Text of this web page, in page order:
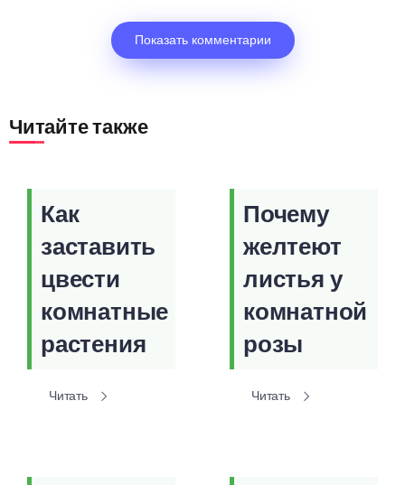
Показать комментарии
Читайте также
Как
заставить
цвести
комнатные
растения
Читать
Почему
желтеют
листья у
комнатной
розы
Читать